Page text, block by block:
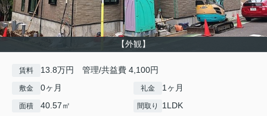
【外観】
賃料 13.8万円 管理/共益費 4,100円
敷金 0ヶ月 礼金 1ヶ月
面積 40.57㎡ 間取り 1LDK